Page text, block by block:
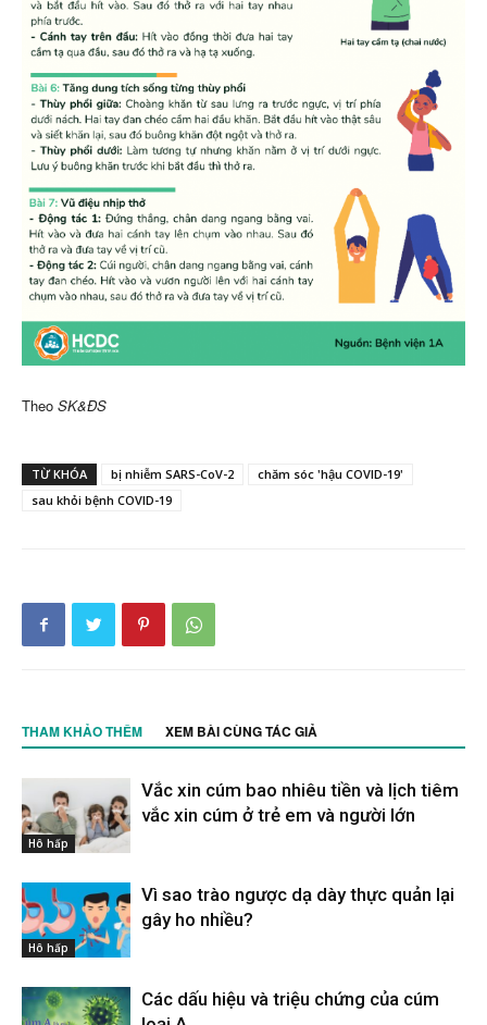
Theo SK&ĐS
TỪ KHÓA bị nhiễm SARS-CoV-2
chăm sóc 'hậu COVID-19'
sau khỏi bệnh COVID-19
THAM KHẢO THÊM XEM BÀI CÙNG TÁC GIẢ
Hô hấp
Vắc xin cúm bao nhiêu tiền và lịch tiêm
vắc xin cúm ở trẻ em và người lớn
Hô hấp
Vì sao trào ngược dạ dày thực quản lại
gây ho nhiều?
Các dấu hiệu và triệu chứng của cúm